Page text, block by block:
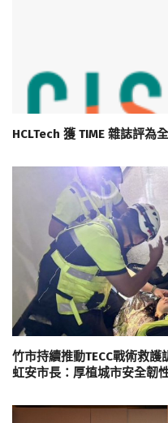
HCLTech 獲 TIME 雜誌評為
竹市持續推動TECC戰術救
虹安市長：厚植城市安全韌